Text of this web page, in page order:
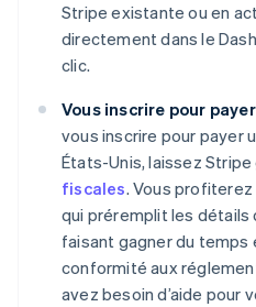
Stripe existante ou en
directement dans le
clic.
Vous inscrire pour
vous inscrire pour payer
États-Unis, laissez
fiscales. Vous profiterez
qui préremplit les détails
faisant gagner du temps
conformité aux
avez besoin d’aide pour